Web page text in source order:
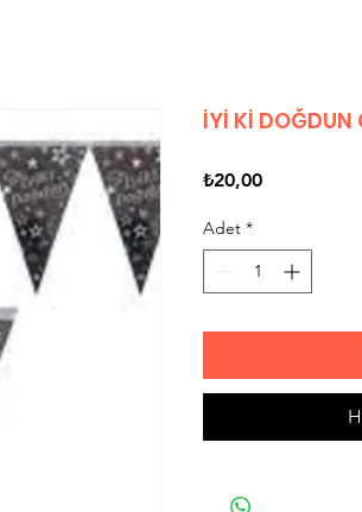
İYİ Kİ DOĞDUN
₺20,00Fiyat
Adet *